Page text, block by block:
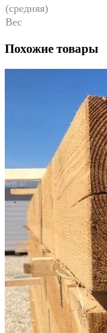
(средняя)
Вес
Похожие товары